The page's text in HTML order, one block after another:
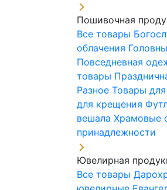
Пошивочная
Все товары
облачения
Повседневная
товары
Разное Товары
для крещения
вешала Храмовые
принадлежности
Ювелирная
Все товары